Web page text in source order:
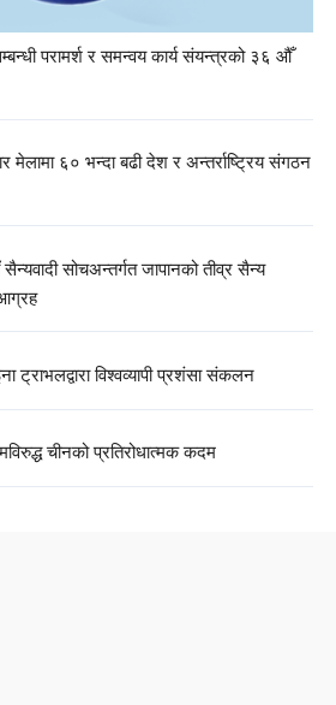
परामर्श र समन्वय कार्य संयन्त्रको ३६ औँ
मेलामा ६० भन्दा बढी देश र अन्तर्राष्ट्रिय संगठन
सोचअन्तर्गत जापानको तीव्र सैन्य
ट्राभलद्वारा विश्वव्यापी प्रशंसा संकलन
चीनको प्रतिरोधात्मक कदम